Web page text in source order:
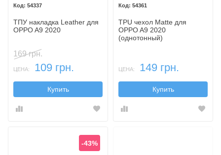
54337
ТПУ накладка Leather для
OPPO A9 2020
169 грн.
ЦЕНА: 109 грн.
Купить
54361
TPU чехол Matte для
OPPO A9 2020
(однотонный)
ЦЕНА: 149 грн.
Купить
-43%